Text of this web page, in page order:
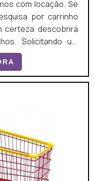
com locação. Se
por carrinho
certeza descobrirá
Solicitando um
de divulgação
do segmento, a
cuidado ajuda a